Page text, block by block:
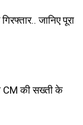
जानिए पूरा
CM की सख्ती के